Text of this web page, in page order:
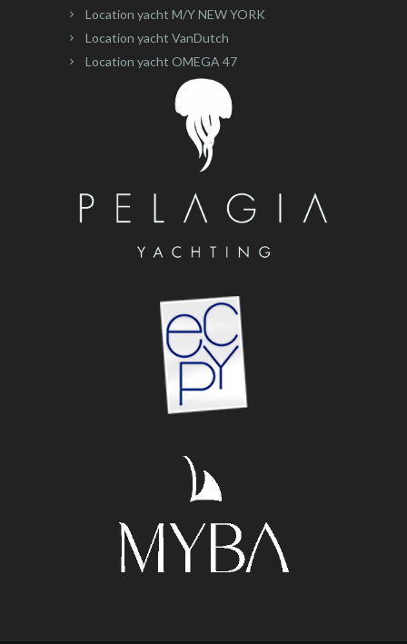
Location yacht M/Y NEW YORK
Location yacht VanDutch
Location yacht OMEGA 47